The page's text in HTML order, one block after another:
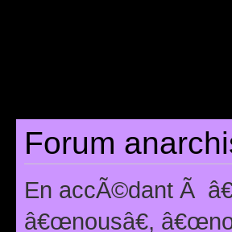
Forum
En accÃ©dant Ã
â€œnousâ€,